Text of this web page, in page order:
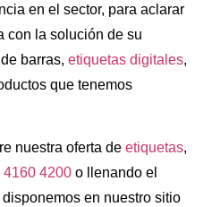
en el sector, para aclarar
con la solución de su
barras,etiquetas digitales,
que tenemos
nuestra oferta deetiquetas,
4160 4200 o llenando el
en nuestro sitio